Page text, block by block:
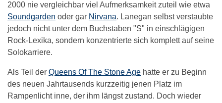
2000 nie vergleichbar viel Aufmerksamkeit zuteil wie etwa
Soundgarden oder gar Nirvana. Lanegan selbst verstaubte
jedoch nicht unter dem Buchstaben "S" in einschlägigen
Rock-Lexika, sondern konzentrierte sich komplett auf seine
Solokarriere.
Als Teil der Queens Of The Stone Age hatte er zu Beginn
des neuen Jahrtausends kurzzeitig jenen Platz im
Rampenlicht inne, der ihm längst zustand. Doch wieder